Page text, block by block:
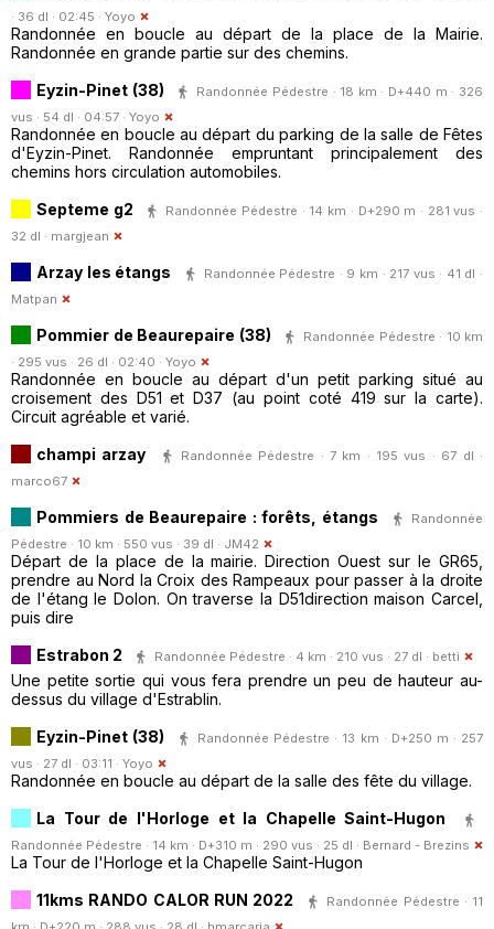
· 36 dl · 02:45 · Yoyo
Randonnée en boucle au départ de la place de la Mairie.
Randonnée en grande partie sur des chemins.
Eyzin-Pinet (38)
Randonnée Pédestre · 18 km · D+440 m · 326
vus · 54 dl · 04:57 · Yoyo
Randonnée en boucle au départ du parking de la salle de Fêtes
d'Eyzin-Pinet. Randonnée empruntant principalement des
chemins hors circulation automobiles.
Septeme g2
Randonnée Pédestre · 14 km · D+290 m · 281 vus ·
32 dl · margjean
Arzay les étangs
Randonnée Pédestre · 9 km · 217 vus · 41 dl ·
Matpan
Pommier de Beaurepaire (38)
Randonnée Pédestre · 10 km
· 295 vus · 26 dl · 02:40 · Yoyo
Randonnée en boucle au départ d'un petit parking situé au
croisement des D51 et D37 (au point coté 419 sur la carte).
Circuit agréable et varié.
champi arzay
Randonnée Pédestre · 7 km · 195 vus · 67 dl ·
marco67
Pommiers de Beaurepaire : forêts, étangs
Randonnée
Pédestre · 10 km · 550 vus · 39 dl · JM42
Départ de la place de la mairie. Direction Ouest sur le GR65,
prendre au Nord la Croix des Rampeaux pour passer à la droite
de l'étang le Dolon. On traverse la D51direction maison Carcel,
puis dire
Estrabon 2
Randonnée Pédestre · 4 km · 210 vus · 27 dl · betti
Une petite sortie qui vous fera prendre un peu de hauteur au-
dessus du village d'Estrablin.
Eyzin-Pinet (38)
Randonnée Pédestre · 13 km · D+250 m · 257
vus · 27 dl · 03:11 · Yoyo
Randonnée en boucle au départ de la salle des fête du village.
La Tour de l'Horloge et la Chapelle Saint-Hugon
Randonnée Pédestre · 14 km · D+310 m · 290 vus · 25 dl · Bernard - Brezins
La Tour de l'Horloge et la Chapelle Saint-Hugon
11kms RANDO CALOR RUN 2022
Randonnée Pédestre · 11